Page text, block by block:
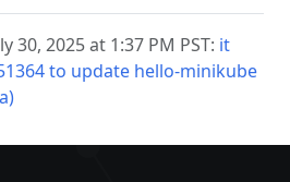
30, 2025 at 1:37 PM PST: it
to update hello-minikube